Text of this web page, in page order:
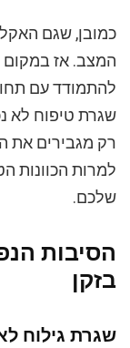
כמובן, שגם
המצב. אז במקום
להתמודד עם
שגרת טיפוח לא
רק מגבירים את
למרות הכוונות
שלכם.
הסיבות
בזקן
שגרת גילוח